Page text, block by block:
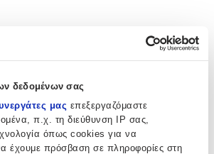
δεδομένων σας
μας επεξεργαζόμαστε
π.χ. τη διεύθυνση IP σας,
όπως cookies για να
έχουμε πρόσβαση σε πληροφορίες στη